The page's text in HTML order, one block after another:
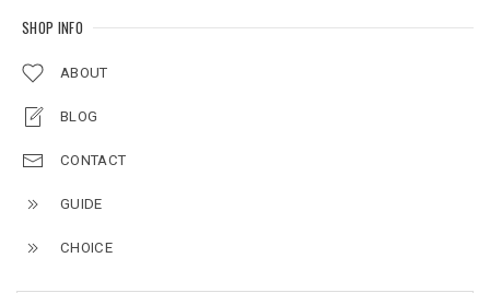
SHOP INFO
ABOUT
BLOG
CONTACT
GUIDE
CHOICE